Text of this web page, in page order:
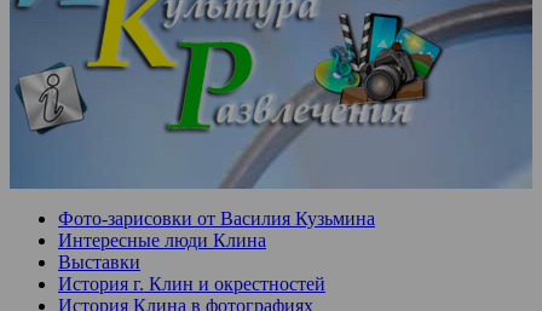
Фото-зарисовки от Василия Кузьмина
Интересные люди Клина
Выставки
История г. Клин и окрестностей
История Клина в фотографиях